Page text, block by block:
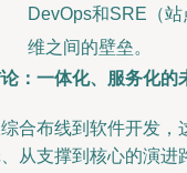
DevOps和SRE（
维之间的壁垒。
：一体化、服务化的
合布线到软件开发，
从支撑到核心的演进